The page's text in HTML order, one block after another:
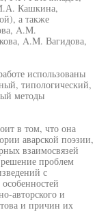
Кашкина,
а также
A.M.
A.M. Вагидова,
использованы
типологический,
методы
в том, что она
аварской поэзии,
взаимосвязей
проблем
с
авторского и
и причин их